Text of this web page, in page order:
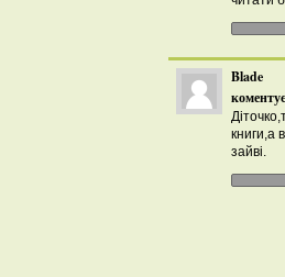
Blade
книги,а
зайві.